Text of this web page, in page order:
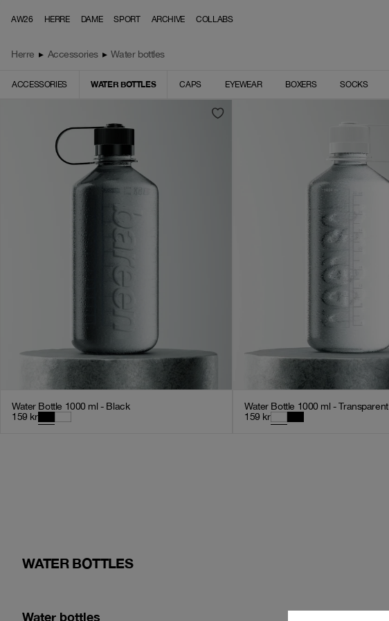
AW26 HERRE DAME SPORT ARCHIVE COLLABS
Herre ▸ Accessories ▸ Water bottles
ACCESSORIES WATER BOTTLES CAPS EYEWEAR BOXERS SOCKS
Water Bottle 1000 ml - Black
159 kr
Water Bottle 1000 ml - Transparent
159 kr
WATER BOTTLES
Water bottles